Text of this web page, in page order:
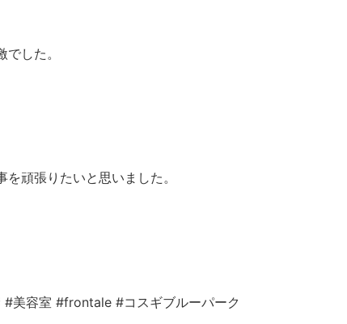
した。
頑張りたいと思いました。
美容室 #frontale #コスギブルーパーク